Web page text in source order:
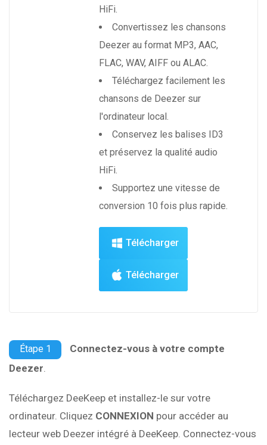
HiFi.
Convertissez les chansons
Deezer au format MP3, AAC,
FLAC, WAV, AIFF ou ALAC.
Téléchargez facilement les
chansons de Deezer sur
l'ordinateur local.
Conservez les balises ID3
et préservez la qualité audio
HiFi.
Supportez une vitesse de
conversion 10 fois plus rapide.
Télécharger
Télécharger
Étape 1
Connectez-vous à votre compte
Deezer.
Téléchargez DeeKeep et installez-le sur votre
ordinateur. Cliquez CONNEXION pour accéder au
lecteur web Deezer intégré à DeeKeep. Connectez-vous